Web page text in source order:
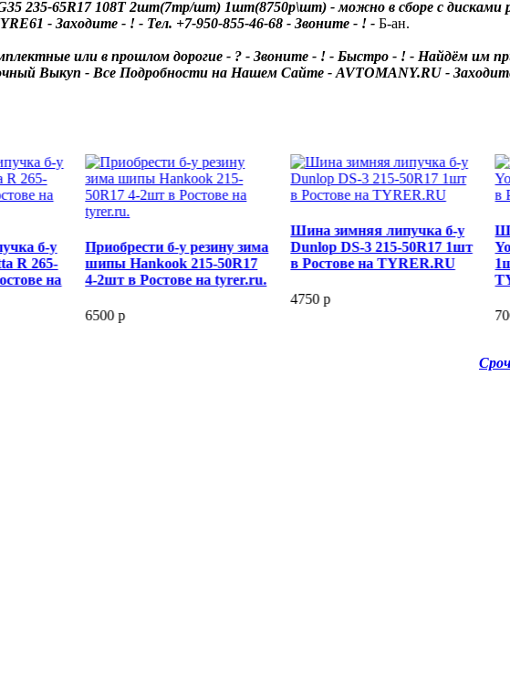
235-65R17 108T 2шт(7тр/шт) 1шт(8750р\шт) - можно в сборе с
- Заходите - ! - Тел. +7-950-855-46-68 - Звоните - ! - Б-ан.
или в прошлом дорогие - ? - Звоните - ! - Быстро - ! - Найдём им
Выкуп - Все Подробности на Нашем Сайте - AVTOMANY.RU - Заходите
б-у
R 265-
на
Приобрести б-у резину зима
шипы Hankook 215-50R17
4-2шт в Ростове на tyrer.ru.
6500 р
Шина зимняя липучка б-у
Dunlop DS-3 215-50R17 1шт
в Ростове на TYRER.RU
4750 р